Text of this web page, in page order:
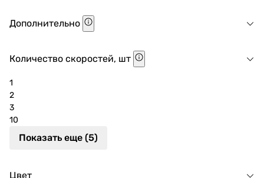
Дополнительно
Количество скоростей, шт
1
2
3
10
Показать еще (5)
Цвет